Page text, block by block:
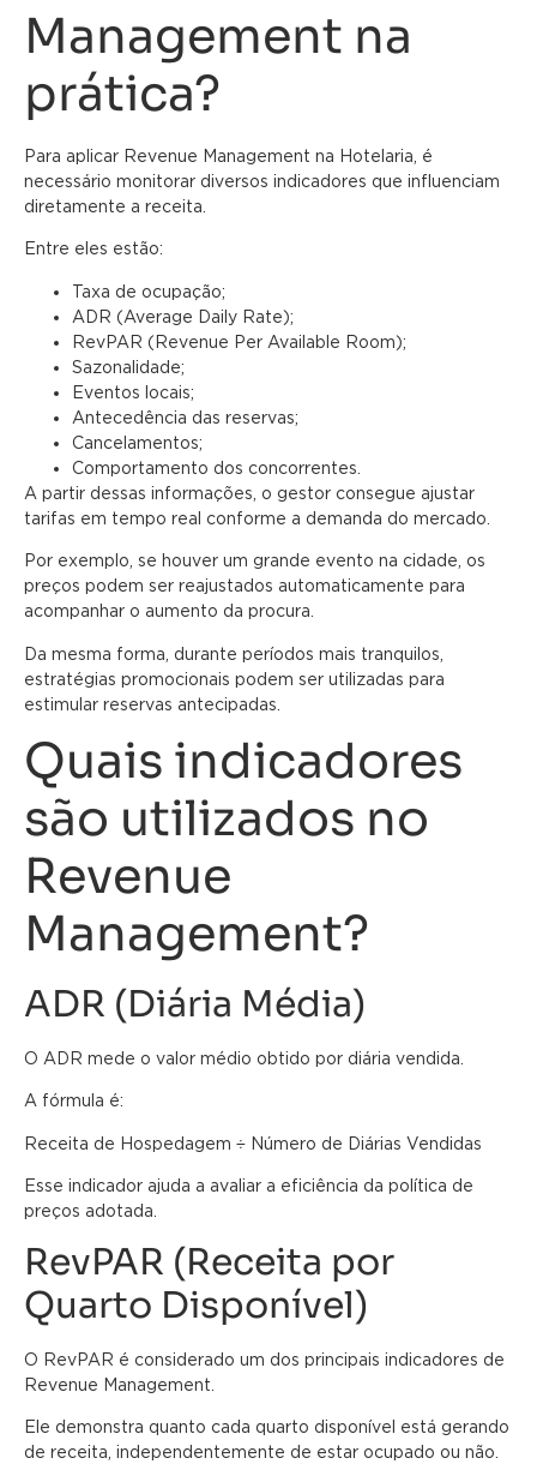
Management na
prática?
Para aplicar Revenue Management na Hotelaria, é
necessário monitorar diversos indicadores que influenciam
diretamente a receita.
Entre eles estão:
Taxa de ocupação;
ADR (Average Daily Rate);
RevPAR (Revenue Per Available Room);
Sazonalidade;
Eventos locais;
Antecedência das reservas;
Cancelamentos;
Comportamento dos concorrentes.
A partir dessas informações, o gestor consegue ajustar
tarifas em tempo real conforme a demanda do mercado.
Por exemplo, se houver um grande evento na cidade, os
preços podem ser reajustados automaticamente para
acompanhar o aumento da procura.
Da mesma forma, durante períodos mais tranquilos,
estratégias promocionais podem ser utilizadas para
estimular reservas antecipadas.
Quais indicadores
são utilizados no
Revenue
Management?
ADR (Diária Média)
O ADR mede o valor médio obtido por diária vendida.
A fórmula é:
Receita de Hospedagem ÷ Número de Diárias Vendidas
Esse indicador ajuda a avaliar a eficiência da política de
preços adotada.
RevPAR (Receita por
Quarto Disponível)
O RevPAR é considerado um dos principais indicadores de
Revenue Management.
Ele demonstra quanto cada quarto disponível está gerando
de receita, independentemente de estar ocupado ou não.